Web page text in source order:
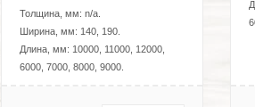
Толщина, мм: n/a.
Ширина, мм: 140, 190.
Длина, мм: 10000, 11000, 12000,
6000, 7000, 8000, 9000.